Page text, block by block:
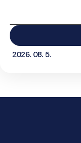
2026. 08. 5.